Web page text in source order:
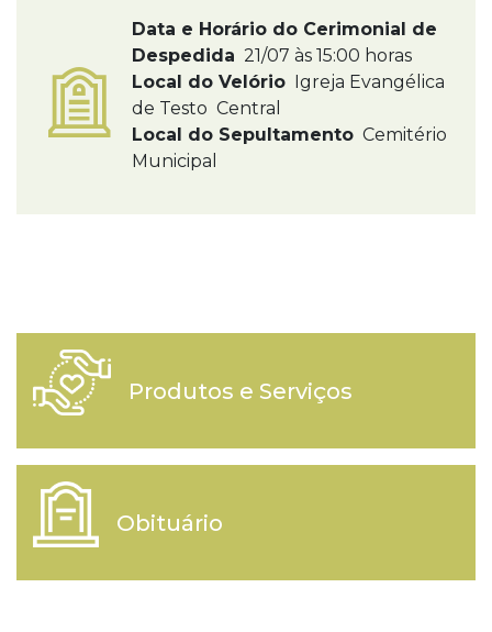
Data e Horário do Cerimonial de
Despedida 21/07 às 15:00 horas
Local do Velório Igreja Evangélica
de Testo Central
Local do Sepultamento Cemitério
Municipal
Produtos e Serviços
Obituário